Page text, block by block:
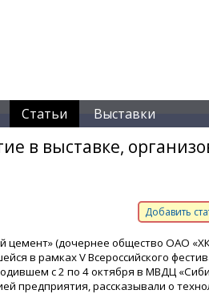
Статьи Выставки
в выставке,
Добавить
цемент» (дочернее общество ОАО
в рамках V Всероссийского
с 2 по 4 октября в МВДЦ
предприятия, рассказывали о